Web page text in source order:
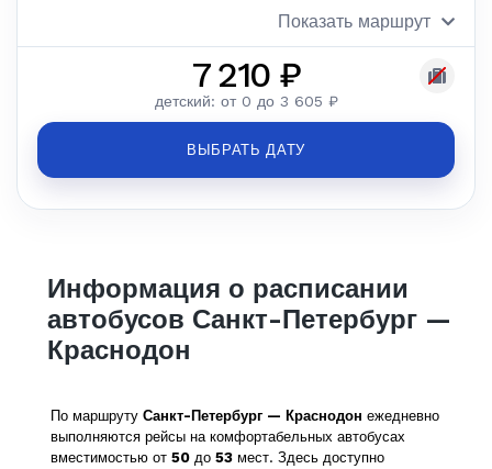
Показать маршрут
7 210 ₽
детский: от 0 до 3 605 ₽
ВЫБРАТЬ ДАТУ
Информация о расписании
автобусов Санкт-Петербург —
Краснодон
По маршруту Санкт-Петербург — Краснодон ежедневно
выполняются рейсы на комфортабельных автобусах
вместимостью от 50 до 53 мест. Здесь доступно